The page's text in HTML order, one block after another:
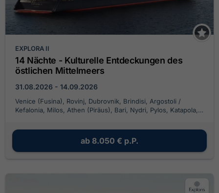
EXPLORA II
14 Nächte - Kulturelle Entdeckungen des
östlichen Mittelmeers
31.08.2026 - 14.09.2026
Venice (Fusina), Rovinj, Dubrovnik, Brindisi, Argostoli /
Kefalonia, Milos, Athen (Piräus), Bari, Nydri, Pylos, Katapola,
ab 8.050 € p.P.